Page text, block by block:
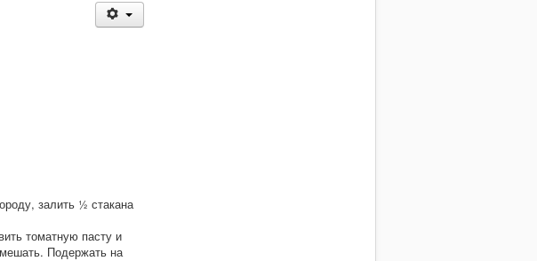
залить ½ стакана
томатную пасту и
Подержать на